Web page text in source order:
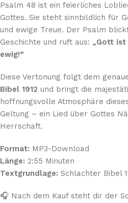
Psalm 48 ist ein feierliches
Gottes. Sie steht sinnbildlich für
und ewige Treue. Der Psalm
Geschichte und ruft aus: „Gott ist
ewig!“
Diese Vertonung folgt dem
Bibel 1912 und bringt die
hoffnungsvolle Atmosphäre
Geltung – ein Lied über Gottes
Herrschaft.
Format: MP3-Download
Länge: 2:55 Minuten
Textgrundlage: Schlachter Bibel
🎧 Nach dem Kauf steht dir der